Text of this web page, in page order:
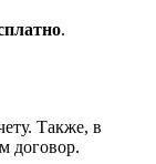
.
Также, в
договор.